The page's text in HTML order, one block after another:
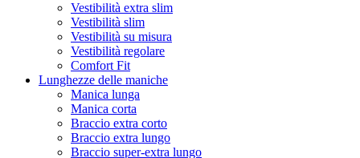
Vestibilità extra slim
Vestibilità slim
Vestibilità su misura
Vestibilità regolare
Comfort Fit
Lunghezze delle maniche
Manica lunga
Manica corta
Braccio extra corto
Braccio extra lungo
Braccio super-extra lungo